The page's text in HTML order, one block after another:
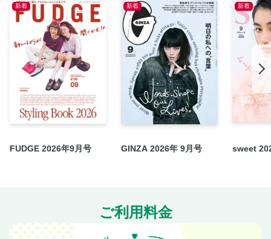
おしゃれとおへそのお買い物展 in 博多阪急
〈林多佳子さん・桃井しのぶさんに聞きました〉冬のおしゃ
れは、お買い物の順番が大事
〈足元を見直して〉ボリューム靴のすすめ
〈Less is More〉「アンビエンテ」浦田亜規子さんの小さな
4｜三上津香沙さん 「w&fw」ディレクター／心も体も元気で
いるために着たい服を着る
5｜三好和美さん 「KANEMAN」プレス／好きな色味のワン
スタッフのお買い物帖
SHOP LIST
新着
FUDGE 2026年9月号
新着
GINZA 2026年 9月号
新着
sweet
ご利用料金